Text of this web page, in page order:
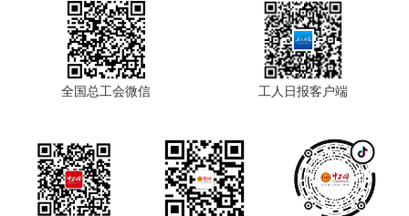
全国总工会微信 工人日报客户端